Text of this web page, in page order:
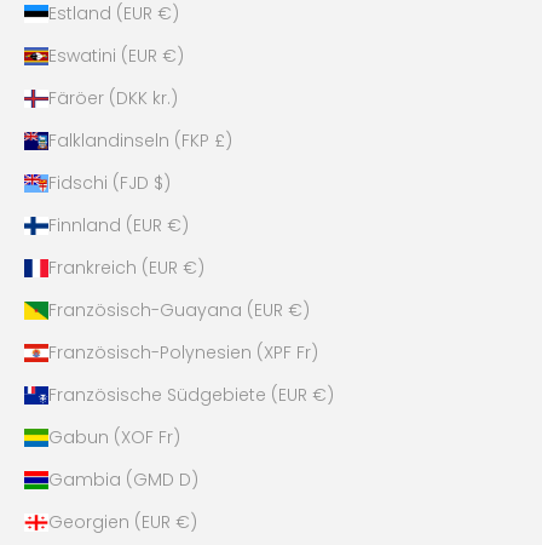
Estland (EUR €)
Eswatini (EUR €)
Färöer (DKK kr.)
Falklandinseln (FKP £)
Fidschi (FJD $)
Finnland (EUR €)
Frankreich (EUR €)
Französisch-Guayana (EUR €)
Französisch-Polynesien (XPF Fr)
Französische Südgebiete (EUR €)
Gabun (XOF Fr)
Gambia (GMD D)
Georgien (EUR €)